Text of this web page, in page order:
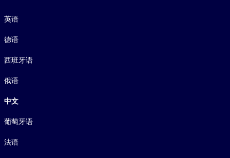
英语
德语
西班牙语
俄语
中文
葡萄牙语
法语